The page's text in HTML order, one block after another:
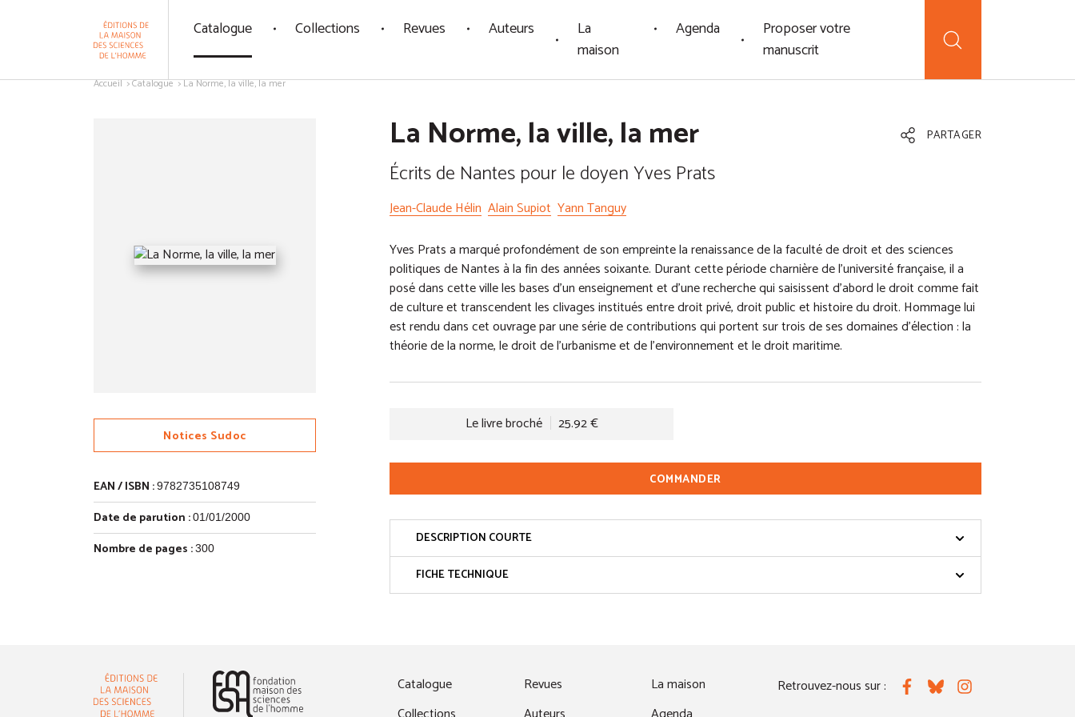
Catalogue Collections Revues Auteurs
La
maison
Agenda
Proposer votre
manuscrit
Accueil Catalogue La Norme, la ville, la mer
Notices Sudoc
EAN / ISBN :9782735108749
Date de parution :01/01/2000
Nombre de pages :300
La Norme, la ville, la mer
Écrits de Nantes pour le doyen Yves Prats
PARTAGER
Jean-Claude Hélin Alain Supiot Yann Tanguy
Yves Prats a marqué profondément de son empreinte la renaissance de la faculté de droit et des sciences
politiques de Nantes à la fin des années soixante. Durant cette période charnière de l’université française, il a
posé dans cette ville les bases d’un enseignement et d’une recherche qui saisissent d’abord le droit comme fait
de culture et transcendent les clivages institués entre droit privé, droit public et histoire du droit. Hommage lui
est rendu dans cet ouvrage par une série de contributions qui portent sur trois de ses domaines d’élection : la
théorie de la norme, le droit de l’urbanisme et de l’environnement et le droit maritime.
Le livre broché 25.92 €
COMMANDER
DESCRIPTION COURTE
FICHE TECHNIQUE
Catalogue
Revues
La maison
Retrouvez-nous sur : FacebookBlueskyInstagram